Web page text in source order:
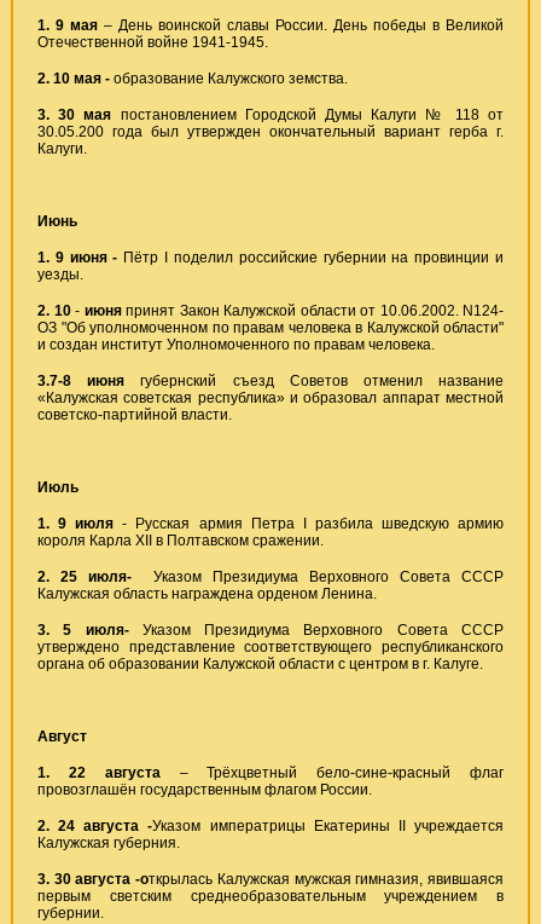
1. 9 мая – День воинской славы России. День победы в Великой
Отечественной войне 1941-1945.
2. 10 мая - образование Калужского земства.
3. 30 мая постановлением Городской Думы Калуги № 118 от
30.05.200 года был утвержден окончательный вариант герба г.
Калуги.
Июнь
1. 9 июня - Пётр I поделил российские губернии на провинции и
уезды.
2. 10- июняпринят Закон Калужской области от 10.06.2002. N124-
ОЗ "Об уполномоченном по правам человека в Калужской области"
и создан институт Уполномоченного по правам человека.
3.7-8 июнягубернский съезд Советов отменил название
«Калужская советская республика» и образовал аппарат местной
советско-партийной власти.
Июль
1. 9 июля - Русская армия Петра I разбила шведскую армию
короля Карла XII в Полтавском сражении.
2. 25 июля-
Указом Президиума Верховного Совета СССР
Калужская область награждена орденом Ленина.
3. 5 июля- Указом Президиума Верховного Совета СССР
утверждено представление соответствующего республиканского
органа об образовании Калужской области с центром в г. Калуге.
Август
1. 22 августа– Трёхцветный бело-сине-красный флаг
провозглашён государственным флагом России.
2. 24 августа -Указом императрицы Екатерины II учреждается
Калужская губерния.
3. 30 августа -открылась Калужская мужская гимназия, явившаяся
первым светским среднеобразовательным учреждением в
губернии.